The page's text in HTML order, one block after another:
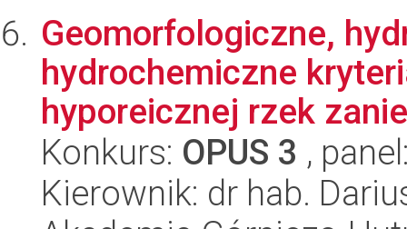
Geomorfologiczne,
hydrochemiczne
hyporeicznej rzek
Konkurs: OPUS 3 ,
Kierownik: dr hab.